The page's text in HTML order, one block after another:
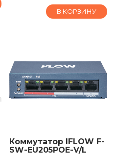
В КОРЗИНУ
Коммутатор IFLOW F-
SW-EU205POE-V/L